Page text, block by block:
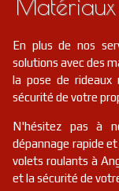
En plus de nos
solutions avec des
la pose de rideaux
sécurité de votre
N'hésitez pas à
dépannage rapide
volets roulants à
et la sécurité de